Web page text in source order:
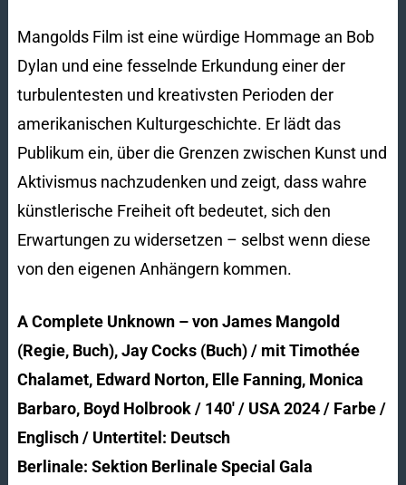
Mangolds Film ist eine würdige Hommage an Bob
Dylan und eine fesselnde Erkundung einer der
turbulentesten und kreativsten Perioden der
amerikanischen Kulturgeschichte. Er lädt das
Publikum ein, über die Grenzen zwischen Kunst und
Aktivismus nachzudenken und zeigt, dass wahre
künstlerische Freiheit oft bedeutet, sich den
Erwartungen zu widersetzen – selbst wenn diese
von den eigenen Anhängern kommen.
A Complete Unknown – von James Mangold
(Regie, Buch), Jay Cocks (Buch) / mit Timothée
Chalamet, Edward Norton, Elle Fanning, Monica
Barbaro, Boyd Holbrook / 140′ / USA 2024 / Farbe /
Englisch / Untertitel: Deutsch
Berlinale: Sektion Berlinale Special Gala